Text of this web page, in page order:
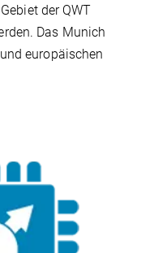
der QWT
Das Munich
europäischen